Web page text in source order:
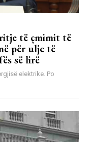
të çmimit të
për ulje të
së lirë
elektrike. Po